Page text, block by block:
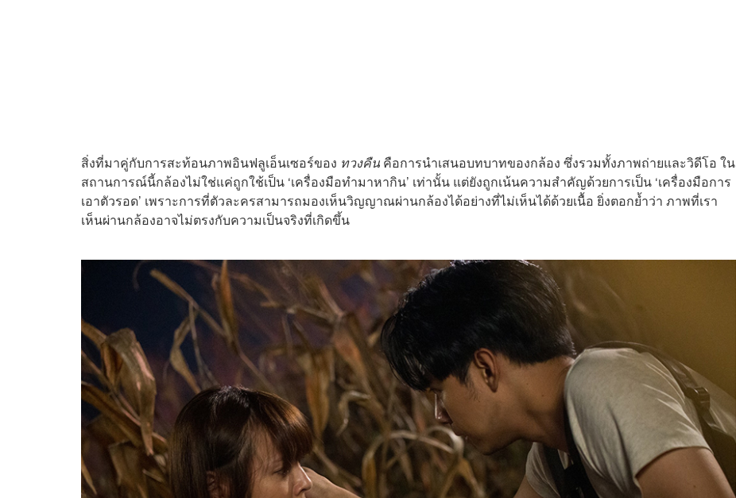
สิ่งที่มาคู่กับการสะท้อนภาพอินฟลูเอ็นเซอร์ของ ทวงคืน คือการนำเสนอบทบาทของกล้อง ซึ่งรวมทั้งภาพถ่ายและวิดีโอ ใน
สถานการณ์นี้กล้องไม่ใช่แค่ถูกใช้เป็น ‘เครื่องมือทำมาหากิน’ เท่านั้น แต่ยังถูกเน้นความสำคัญด้วยการเป็น ‘เครื่องมือการ
เอาตัวรอด’ เพราะการที่ตัวละครสามารถมองเห็นวิญญาณผ่านกล้องได้อย่างที่ไม่เห็นได้ด้วยเนื้อ ยิ่งตอกย้ำว่า ภาพที่เรา
เห็นผ่านกล้องอาจไม่ตรงกับความเป็นจริงที่เกิดขึ้น